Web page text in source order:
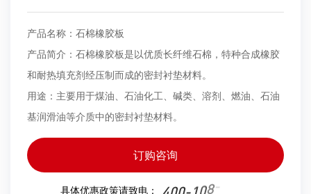
产品名称：石棉橡胶板
产品简介：石棉橡胶板是以优质长纤维石棉，特种合成橡胶
和耐热填充剂经压制而成的密封衬垫材料。
用途：主要用于煤油、石油化工、碱类、溶剂、燃油、石油
基润滑油等介质中的密封衬垫材料。
订购咨询
具体优惠政策请致电： 8-